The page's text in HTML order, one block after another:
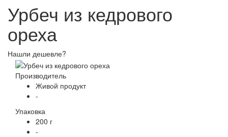
Урбеч из кедрового
ореха
Нашли дешевле?
Производитель
Живой продукт
-
Упаковка
200 г
-